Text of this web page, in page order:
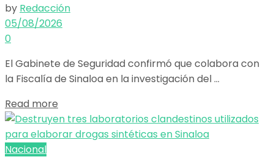
by Redacción
05/08/2026
0
El Gabinete de Seguridad confirmó que colabora con
la Fiscalía de Sinaloa en la investigación del ...
Read more
Nacional